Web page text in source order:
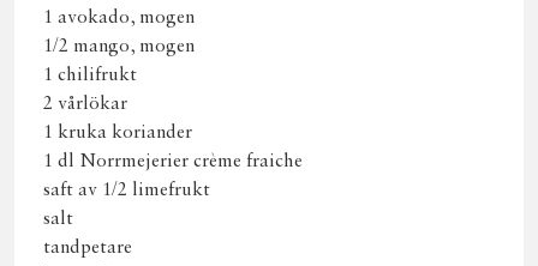
1 avokado, mogen
1/2 mango, mogen
1 chilifrukt
2 vårlökar
1 kruka koriander
1 dl Norrmejerier crème fraiche
saft av 1/2 limefrukt
salt
tandpetare